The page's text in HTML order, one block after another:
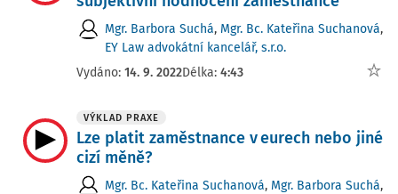
Mgr. Barbora Suchá, Mgr. Bc. Kateřina Suchanová,
EY Law advokátní kancelář, s.r.o.
Vydáno: 14. 9. 2022Délka: 4:43
VÝKLAD PRAXE
Lze platit zaměstnance v eurech nebo jiné
cizí měně?
Mgr. Bc. Kateřina Suchanová, Mgr. Barbora Suchá,